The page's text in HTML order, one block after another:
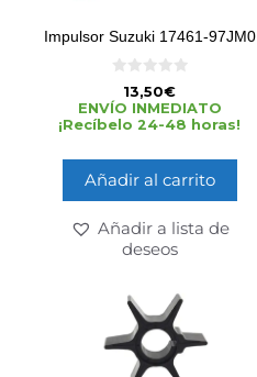
Impulsor Suzuki 17461-97JM0
d
e
5
13,50€
ENVÍO INMEDIATO
¡Recíbelo 24-48 horas!
Añadir al carrito
Añadir a lista de
deseos